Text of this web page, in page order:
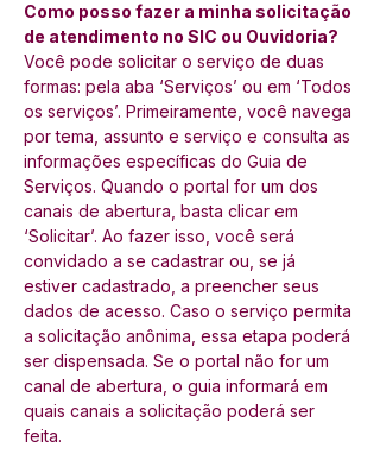
Como posso fazer a minha solicitação
de atendimento no SIC ou Ouvidoria?
Você pode solicitar o serviço de duas
formas: pela aba ‘Serviços’ ou em ‘Todos
os serviços’. Primeiramente, você navega
por tema, assunto e serviço e consulta as
informações específicas do Guia de
Serviços. Quando o portal for um dos
canais de abertura, basta clicar em
‘Solicitar’. Ao fazer isso, você será
convidado a se cadastrar ou, se já
estiver cadastrado, a preencher seus
dados de acesso. Caso o serviço permita
a solicitação anônima, essa etapa poderá
ser dispensada. Se o portal não for um
canal de abertura, o guia informará em
quais canais a solicitação poderá ser
feita.